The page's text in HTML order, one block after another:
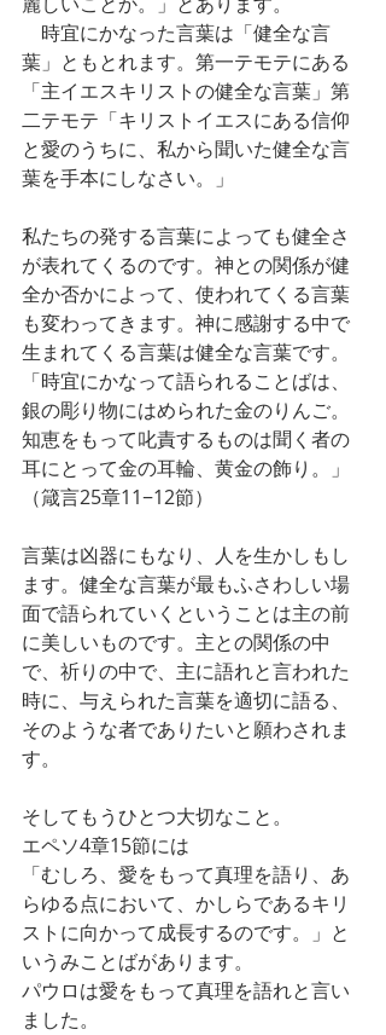
時宜にかなった言葉は「健全な言
葉」ともとれます。第一テモテにある
「主イエスキリストの健全な言葉」第
二テモテ「キリストイエスにある信仰
と愛のうちに、私から聞いた健全な言
葉を手本にしなさい。」
私たちの発する言葉によっても健全さ
が表れてくるのです。神との関係が健
全か否かによって、使われてくる言葉
も変わってきます。神に感謝する中で
生まれてくる言葉は健全な言葉です。
「時宜にかなって語られることばは、
銀の彫り物にはめられた金のりんご。
知恵をもって叱責するものは聞く者の
耳にとって金の耳輪、黄金の飾り。」
（箴言25章11−12節）
言葉は凶器にもなり、人を生かしもし
ます。健全な言葉が最もふさわしい場
面で語られていくということは主の前
に美しいものです。主との関係の中
で、祈りの中で、主に語れと言われた
時に、与えられた言葉を適切に語る、
そのような者でありたいと願わされま
す。
そしてもうひとつ大切なこと。
エペソ4章15節には
「むしろ、愛をもって真理を語り、あ
らゆる点において、かしらであるキリ
ストに向かって成長するのです。」と
いうみことばがあります。
パウロは愛をもって真理を語れと言い
ました。